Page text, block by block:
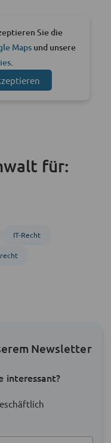
Sie die
Mapsund unsere
für:
IT-Recht
Newsletter
interessant?